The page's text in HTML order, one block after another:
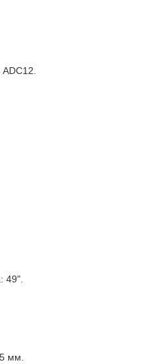
49".
мм.